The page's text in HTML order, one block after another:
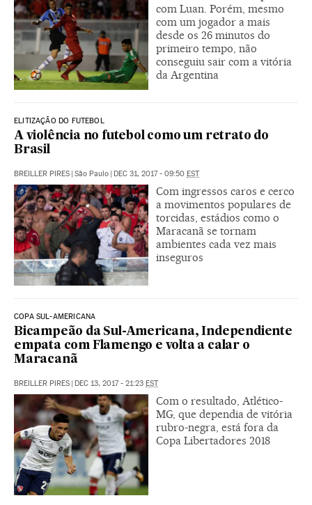
com Luan. Porém, mesmo
com um jogador a mais
desde os 26 minutos do
primeiro tempo, não
conseguiu sair com a vitória
da Argentina
ELITIZAÇÃO DO FUTEBOL
A violência no futebol como um retrato do
Brasil
BREILLER PIRES São Paulo DEC 31, 2017 - 09:50 EST
Com ingressos caros e cerco
a movimentos populares de
torcidas, estádios como o
Maracanã se tornam
ambientes cada vez mais
inseguros
COPA SUL-AMERICANA
Bicampeão da Sul-Americana, Independiente
empata com Flamengo e volta a calar o
Maracanã
BREILLER PIRES | DEC 13, 2017 - 21:23 EST
Com o resultado, Atlético-
MG, que dependia de vitória
rubro-negra, está fora da
Copa Libertadores 2018